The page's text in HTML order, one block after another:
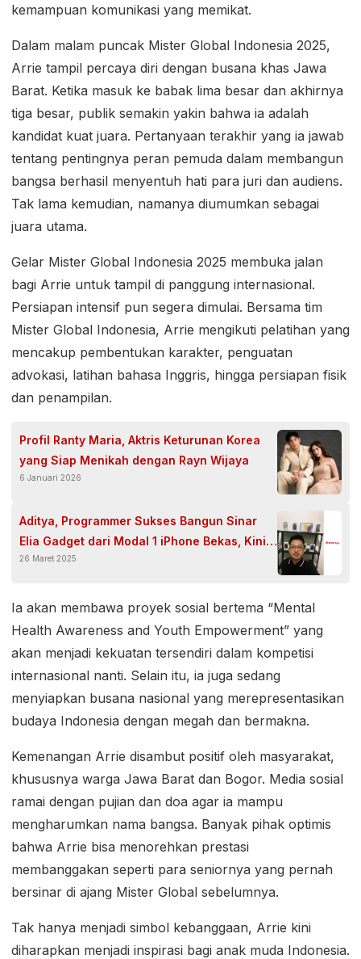
kemampuan komunikasi yang memikat.
Dalam malam puncak Mister Global Indonesia 2025,
Arrie tampil percaya diri dengan busana khas Jawa
Barat. Ketika masuk ke babak lima besar dan akhirnya
tiga besar, publik semakin yakin bahwa ia adalah
kandidat kuat juara. Pertanyaan terakhir yang ia jawab
tentang pentingnya peran pemuda dalam membangun
bangsa berhasil menyentuh hati para juri dan audiens.
Tak lama kemudian, namanya diumumkan sebagai
juara utama.
Gelar Mister Global Indonesia 2025 membuka jalan
bagi Arrie untuk tampil di panggung internasional.
Persiapan intensif pun segera dimulai. Bersama tim
Mister Global Indonesia, Arrie mengikuti pelatihan yang
mencakup pembentukan karakter, penguatan
advokasi, latihan bahasa Inggris, hingga persiapan fisik
dan penampilan.
Profil Ranty Maria, Aktris Keturunan Korea
yang Siap Menikah dengan Rayn Wijaya
6 Januari 2026
Aditya, Programmer Sukses Bangun Sinar
Elia Gadget dari Modal 1 iPhone Bekas, Kini
Buka Peluang Reseller
26 Maret 2025
Ia akan membawa proyek sosial bertema “Mental
Health Awareness and Youth Empowerment” yang
akan menjadi kekuatan tersendiri dalam kompetisi
internasional nanti. Selain itu, ia juga sedang
menyiapkan busana nasional yang merepresentasikan
budaya Indonesia dengan megah dan bermakna.
Kemenangan Arrie disambut positif oleh masyarakat,
khususnya warga Jawa Barat dan Bogor. Media sosial
ramai dengan pujian dan doa agar ia mampu
mengharumkan nama bangsa. Banyak pihak optimis
bahwa Arrie bisa menorehkan prestasi
membanggakan seperti para seniornya yang pernah
bersinar di ajang Mister Global sebelumnya.
Tak hanya menjadi simbol kebanggaan, Arrie kini
diharapkan menjadi inspirasi bagi anak muda Indonesia.